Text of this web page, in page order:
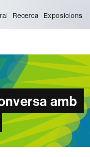
Recerca Exposicions
amb